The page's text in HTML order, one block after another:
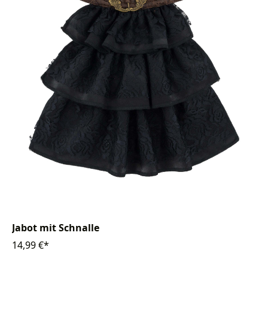
Jabot mit Schnalle
14,99 €*